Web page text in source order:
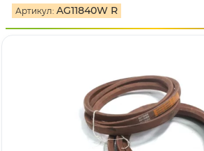
Артикул: AG11840W R